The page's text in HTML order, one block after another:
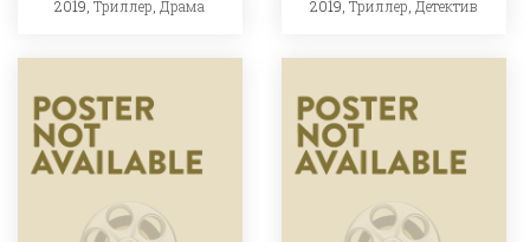
2019,Триллер Драма 2019,Триллер Детектив